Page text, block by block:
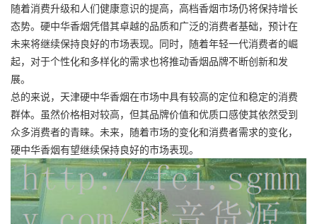
随着消费升级和人们健康意识的提高，高档香烟市场仍将保持增长
态势。硬中华香烟凭借其卓越的品质和广泛的消费者基础，预计在
未来将继续保持良好的市场表现。同时，随着年轻一代消费者的崛
起，对于个性化和多样化的需求也将推动香烟品牌不断创新和发
展。
总的来说，天津硬中华香烟在市场中具有较高的定位和稳定的消费
群体。虽然价格相对较高，但其品牌价值和优质口感使其依然受到
众多消费者的青睐。未来，随着市场的变化和消费者需求的变化，
硬中华香烟有望继续保持良好的市场表现。